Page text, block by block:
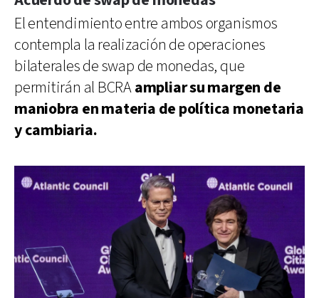
El entendimiento entre ambos organismos
contempla la realización de operaciones
bilaterales de swap de monedas, que
permitirán al BCRAampliar su margen de
maniobra en materia de política monetaria
y cambiaria.